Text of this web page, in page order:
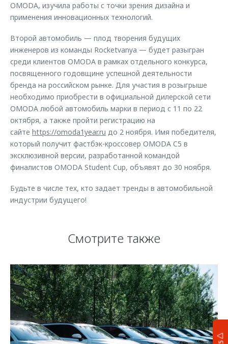
OMODA, изучила работы с точки зрения дизайна и
применения инновационных технологий.
Второй автомобиль — плод творения будущих
инженеров из команды Rocketvanya — будет разыгран
среди клиентов OMODA в рамках отдельного конкурса,
посвященного годовщине успешной деятельности
бренда на российском рынке. Для участия в розыгрыше
необходимо приобрести в официальной дилерской сети
OMODA любой автомобиль марки в период с 11 по 22
октября, а также пройти регистрацию на
сайте https://omoda1year.ru до 2 ноября. Имя победителя,
который получит фастбэк-кроссовер OMODA C5 в
эксклюзивной версии, разработанной командой
финалистов OMODA Student Cup, объявят до 30 ноября.
Будьте в числе тех, кто задает тренды в автомобильной
индустрии будущего!
Смотрите также